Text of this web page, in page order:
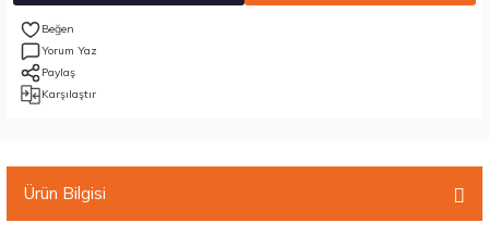
Yorum Yaz
Paylaş
Karşılaştır
Ürün Bilgisi